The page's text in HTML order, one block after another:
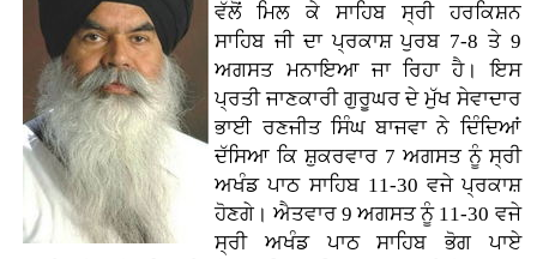
ਵੱਲੋਂ ਮਿਲ ਕੇ ਸਾਹਿਬ ਸ੍ਰੀ ਹਰਕਿਸ਼ਨ
ਸਾਹਿਬ ਜੀ ਦਾ ਪ੍ਰਕਾਸ਼ ਪੁਰਬ 7-8 ਤੇ 9
ਅਗਸਤ ਮਨਾਇਆ ਜਾ ਰਿਹਾ ਹੈ। ਇਸ
ਪ੍ਰਤੀ ਜਾਣਕਾਰੀ ਗੁਰੂਘਰ ਦੇ ਮੁੱਖ ਸੇਵਾਦਾਰ
ਭਾਈ ਰਣਜੀਤ ਸਿੰਘ ਬਾਜਵਾ ਨੇ ਦਿੰਦਿਆਂ
ਦੱਸਿਆ ਕਿ ਸ਼ੁਕਰਵਾਰ 7 ਅਗਸਤ ਨੂੰ ਸ੍ਰੀ
ਅਖੰਡ ਪਾਠ ਸਾਹਿਬ 11-30 ਵਜੇ ਪ੍ਰਕਾਸ਼
ਹੋਣਗੇ। ਐਤਵਾਰ 9 ਅਗਸਤ ਨੂੰ 11-30 ਵਜੇ
ਸ੍ਰੀ ਅਖੰਡ ਪਾਠ ਸਾਹਿਬ ਭੋਗ ਪਾਏ